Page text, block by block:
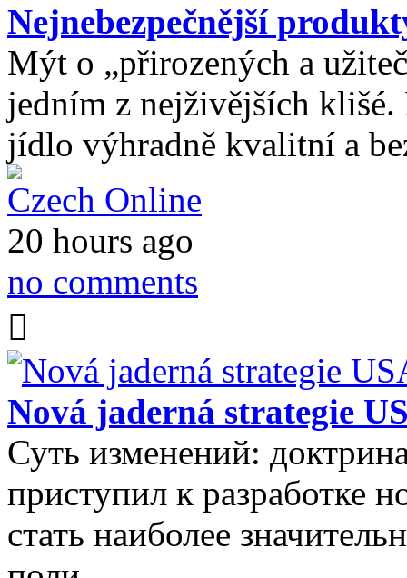
Nejnebezpečnější
Mýt o „přirozených a
jedním z nejživějších
jídlo výhradně kvalitní a
Czech Online
20 hours ago
no comments
Nová jaderná strategie
Суть изменений:
приступил к разработке
стать наиболее